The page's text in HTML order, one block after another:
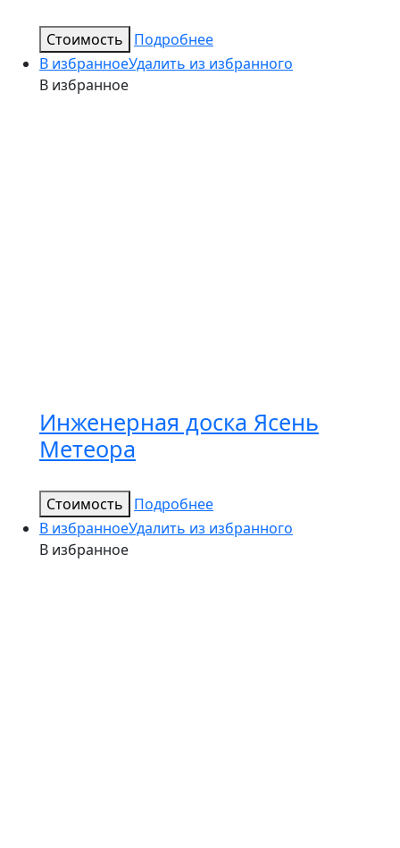
Стоимость
Подробнее
В избранноеУдалить из избранного
В избранное
Инженерная доска Ясень
Метеора
Стоимость
Подробнее
В избранноеУдалить из избранного
В избранное